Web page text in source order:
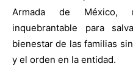
Armada de México,
inquebrantable para
bienestar de las familias
y el orden en la entidad.